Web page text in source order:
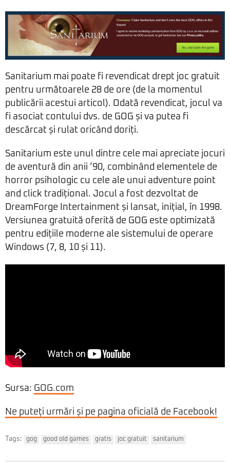
Sanitarium mai poate fi revendicat drept joc gratuit
pentru următoarele 28 de ore (de la momentul
publicării acestui articol). Odată revendicat, jocul va
fi asociat contului dvs. de GOG și va putea fi
descărcat și rulat oricând doriți.
Sanitarium este unul dintre cele mai apreciate jocuri
de aventură din anii ’90, combinând elementele de
horror psihologic cu cele ale unui adventure point
and click tradițional. Jocul a fost dezvoltat de
DreamForge Intertainment și lansat, inițial, în 1998.
Versiunea gratuită oferită de GOG este optimizată
pentru edițiile moderne ale sistemului de operare
Windows (7, 8, 10 și 11).
Sursa: GOG.com
Ne puteți urmări și pe pagina oficială de Facebook!
Tags: gog good old games gratis joc gratuit sanitarium